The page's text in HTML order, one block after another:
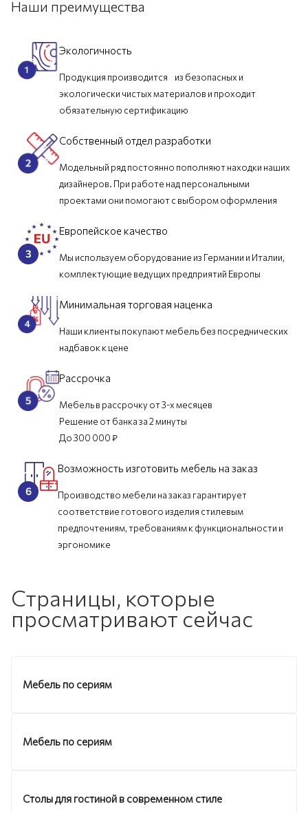
Наши преимущества
Экологичность
Продукция производится из безопасных и
экологически чистых материалов и проходит
обязательную сертификацию
Собственный отдел разработки
Модельный ряд постоянно пополняют находки наших
дизайнеров. При работе над персональными
проектами они помогают с выбором оформления
Европейское качество
Мы используем оборудование из Германии и Италии,
комплектующие ведущих предприятий Европы
Минимальная торговая наценка
Наши клиенты покупают мебель без посреднических
надбавок к цене
Рассрочка
Мебель в рассрочку от 3-х месяцев
Решение от банка за 2 минуты
До 300 000 ₽
Возможность изготовить мебель на заказ
Производство мебели на заказ гарантирует
соответствие готового изделия стилевым
предпочтениям, требованиям к функциональности и
эргономике
Страницы, которые
просматривают сейчас
Мебель по сериям
Мебель по сериям
Столы для гостиной в современном стиле